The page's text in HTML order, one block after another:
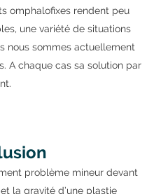
omphalofixes rendent peu
une variété de situations
nous sommes actuellement
A chaque cas sa solution par
problème mineur devant
la gravité d’une plastie